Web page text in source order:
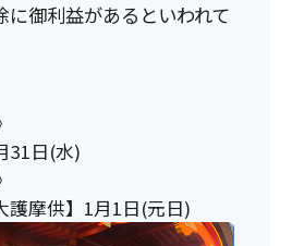
に御利益があるといわれて
31日(水)
護摩供】1月1日(元日)